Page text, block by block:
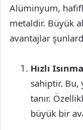
Alüminyum,
metaldir. Büyük
avantajlar
Hızlı Isınma
sahiptir. Bu,
tanır.
büyük bir